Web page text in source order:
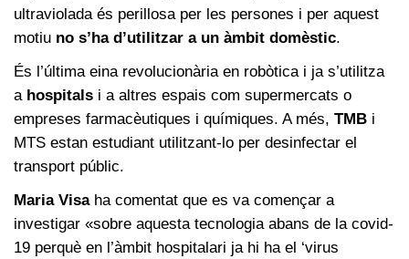
ultraviolada és perillosa per les persones i per aquest
motiu no s’ha d’utilitzar a un àmbit domèstic.
És l’última eina revolucionària en robòtica i ja s’utilitza
a hospitals i a altres espais com supermercats o
empreses farmacèutiques i químiques. A més, TMB i
MTS estan estudiant utilitzant-lo per desinfectar el
transport públic.
Maria Visaha comentat que es va començar a
investigar «sobre aquesta tecnologia abans de la covid-
19 perquè en l’àmbit hospitalari ja hi ha el ‘virus